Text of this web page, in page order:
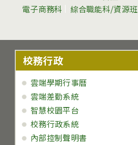
電子商務科
綜合職能科/資源班
校務行政
雲端學期行事曆
雲端差勤系統
智慧校園平台
校務行政系統
內部控制聲明書